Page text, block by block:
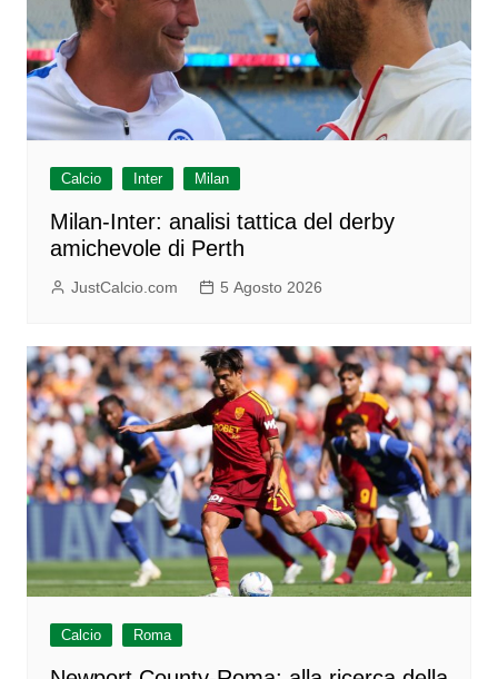
Calcio Inter Milan
Milan-Inter: analisi tattica del derby
amichevole di Perth
JustCalcio.com 5 Agosto 2026
Calcio Roma